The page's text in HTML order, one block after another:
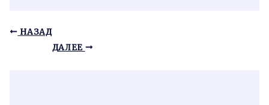
НАЗАД
ДАЛЕЕ